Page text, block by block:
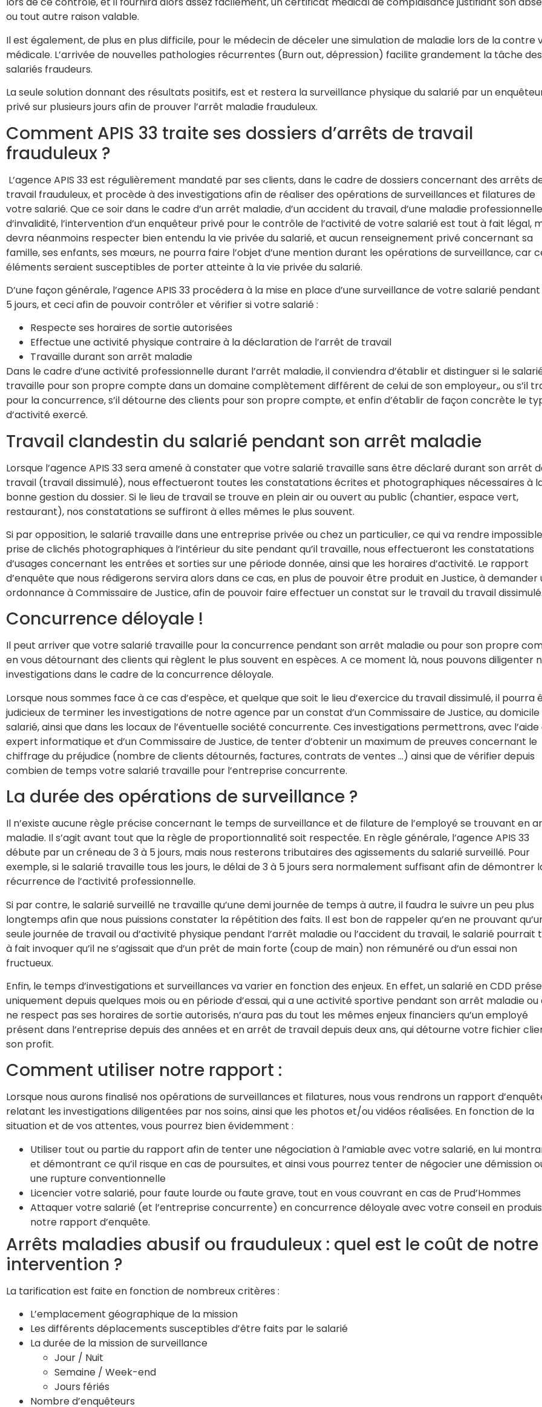
ou tout autre raison valable.
Il est également, de plus en plus difficile, pour le médecin de déceler une simulation de maladie lors de la contre
médicale. L’arrivée de nouvelles pathologies récurrentes (Burn out, dépression) facilite grandement la tâche des
salariés fraudeurs.
La seule solution donnant des résultats positifs, est et restera la surveillance physique du salarié par un
privé sur plusieurs jours afin de prouver l’arrêt maladie frauduleux.
Comment APIS 33 traite ses dossiers d’arrêts de travail
frauduleux ?
L’agence APIS 33 est régulièrement mandaté par ses clients, dans le cadre de dossiers concernant des arrêts
travail frauduleux, et procède à des investigations afin de réaliser des opérations de surveillances et filatures de
votre salarié. Que ce soir dans le cadre d’un arrêt maladie, d’un accident du travail, d’une maladie
d’invalidité, l’intervention d’un enquêteur privé pour le contrôle de l’activité de votre salarié est tout à fait légal,
devra néanmoins respecter bien entendu la vie privée du salarié, et aucun renseignement privé concernant sa
famille, ses enfants, ses mœurs, ne pourra faire l’objet d’une mention durant les opérations de surveillance, car
éléments seraient susceptibles de porter atteinte à la vie privée du salarié.
D’une façon générale, l’agence APIS 33 procédera à la mise en place d’une surveillance de votre salarié pendant
5 jours, et ceci afin de pouvoir contrôler et vérifier si votre salarié :
Respecte ses horaires de sortie autorisées
Effectue une activité physique contraire à la déclaration de l’arrêt de travail
Travaille durant son arrêt maladie
Dans le cadre d’une activité professionnelle durant l’arrêt maladie, il conviendra d’établir et distinguer si le
travaille pour son propre compte dans un domaine complètement différent de celui de son employeur,, ou s’il
pour la concurrence, s’il détourne des clients pour son propre compte, et enfin d’établir de façon concrète le
d’activité exercé.
Travail clandestin du salarié pendant son arrêt maladie
Lorsque l’agence APIS 33 sera amené à constater que votre salarié travaille sans être déclaré durant son arrêt
travail (travail dissimulé), nous effectueront toutes les constatations écrites et photographiques nécessaires à
bonne gestion du dossier. Si le lieu de travail se trouve en plein air ou ouvert au public (chantier, espace vert,
restaurant), nos constatations se suffiront à elles mêmes le plus souvent.
Si par opposition, le salarié travaille dans une entreprise privée ou chez un particulier, ce qui va rendre
prise de clichés photographiques à l’intérieur du site pendant qu’il travaille, nous effectueront les constatations
d’usages concernant les entrées et sorties sur une période donnée, ainsi que les horaires d’activité. Le rapport
d’enquête que nous rédigerons servira alors dans ce cas, en plus de pouvoir être produit en Justice, à demander
ordonnance à Commissaire de Justice, afin de pouvoir faire effectuer un constat sur le travail du travail dissimulé.
Concurrence déloyale !
Il peut arriver que votre salarié travaille pour la concurrence pendant son arrêt maladie ou pour son propre
en vous détournant des clients qui règlent le plus souvent en espèces. A ce moment là, nous pouvons diligenter
investigations dans le cadre de la concurrence déloyale.
Lorsque nous sommes face à ce cas d’espèce, et quelque que soit le lieu d’exercice du travail dissimulé, il pourra
judicieux de terminer les investigations de notre agence par un constat d’un Commissaire de Justice, au domicile
salarié, ainsi que dans les locaux de l’éventuelle société concurrente. Ces investigations permettrons, avec l’aide
expert informatique et d’un Commissaire de Justice, de tenter d’obtenir un maximum de preuves concernant le
chiffrage du préjudice (nombre de clients détournés, factures, contrats de ventes …) ainsi que de vérifier depuis
combien de temps votre salarié travaille pour l’entreprise concurrente.
La durée des opérations de surveillance ?
Il n’existe aucune règle précise concernant le temps de surveillance et de filature de l’employé se trouvant en
maladie. Il s’agit avant tout que la règle de proportionnalité soit respectée. En règle générale, l’agence APIS 33
débute par un créneau de 3 à 5 jours, mais nous resterons tributaires des agissements du salarié surveillé. Pour
exemple, si le salarié travaille tous les jours, le délai de 3 à 5 jours sera normalement suffisant afin de démontrer
récurrence de l’activité professionnelle.
Si par contre, le salarié surveillé ne travaille qu’une demi journée de temps à autre, il faudra le suivre un peu plus
longtemps afin que nous puissions constater la répétition des faits. Il est bon de rappeler qu’en ne prouvant
seule journée de travail ou d’activité physique pendant l’arrêt maladie ou l’accident du travail, le salarié pourrait
à fait invoquer qu’il ne s’agissait que d’un prêt de main forte (coup de main) non rémunéré ou d’un essai non
fructueux.
Enfin, le temps d’investigations et surveillances va varier en fonction des enjeux. En effet, un salarié en CDD
uniquement depuis quelques mois ou en période d’essai, qui a une activité sportive pendant son arrêt maladie ou
ne respect pas ses horaires de sortie autorisés, n’aura pas du tout les mêmes enjeux financiers qu’un employé
présent dans l’entreprise depuis des années et en arrêt de travail depuis deux ans, qui détourne votre fichier
son profit.
Comment utiliser notre rapport :
Lorsque nous aurons finalisé nos opérations de surveillances et filatures, nous vous rendrons un rapport
relatant les investigations diligentées par nos soins, ainsi que les photos et/ou vidéos réalisées. En fonction de la
situation et de vos attentes, vous pourrez bien évidemment :
Utiliser tout ou partie du rapport afin de tenter une négociation à l’amiable avec votre salarié, en lui
et démontrant ce qu’il risque en cas de poursuites, et ainsi vous pourrez tenter de négocier une démission
une rupture conventionnelle
Licencier votre salarié, pour faute lourde ou faute grave, tout en vous couvrant en cas de Prud’Hommes
Attaquer votre salarié (et l’entreprise concurrente) en concurrence déloyale avec votre conseil en
notre rapport d’enquête.
Arrêts maladies abusif ou frauduleux : quel est le coût de notre
intervention ?
La tarification est faite en fonction de nombreux critères :
L’emplacement géographique de la mission
Les différents déplacements susceptibles d’être faits par le salarié
La durée de la mission de surveillance
Jour / Nuit
Semaine / Week-end
Jours fériés
Nombre d’enquêteurs